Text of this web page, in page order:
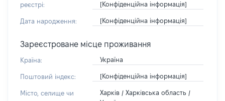
реєстрі:
[Конфіденційна інформація]
Дата народження: [Конфіденційна інформація]
Зареєстроване місце проживання
Країна: Україна
Поштовий індекс: [Конфіденційна інформація]
Місто, селище чи
Харків / Харківська область /